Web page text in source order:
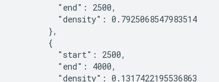
            "end": 2500,
            "density": 0.7925068547983514
          },
          {
            "start": 2500,
            "end": 4000,
            "density": 0.1317422195536863